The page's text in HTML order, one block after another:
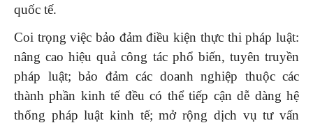
quốc tế.
Coi trọng việc bảo đảm điều kiện thực thi pháp luật:
nâng cao hiệu quả công tác phổ biến, tuyên truyền
pháp luật; bảo đảm các doanh nghiệp thuộc các
thành phần kinh tế đều có thể tiếp cận dễ dàng hệ
thống pháp luật kinh tế; mở rộng dịch vụ tư vấn